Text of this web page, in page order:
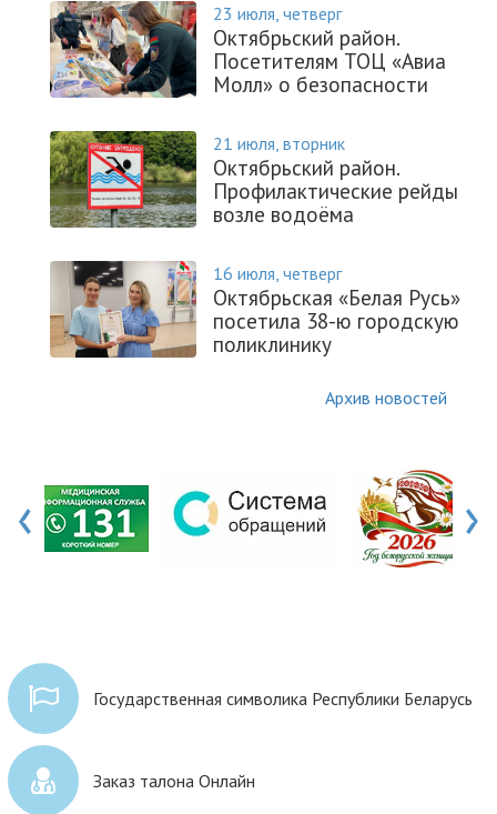
23 июля, четверг
Октябрьский район.
Посетителям ТОЦ «Авиа
Молл» о безопасности
21 июля, вторник
Октябрьский район.
Профилактические рейды
возле водоёма
16 июля, четверг
Октябрьская «Белая Русь»
посетила 38-ю городскую
поликлинику
Архив новостей
‹ ›
Государственная символика Республики Беларусь
Заказ талона Онлайн